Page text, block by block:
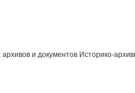
и документов Историко-